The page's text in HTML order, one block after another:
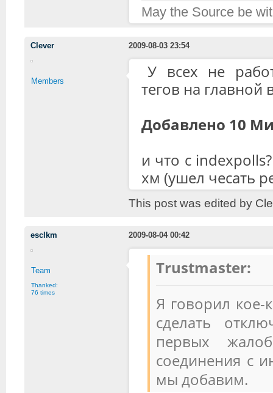
May the Source be
Clever 2009-08-03 23:54
Members
У всех не
тегов на главной
Добавлено 10
и что с
хм (ушел чесать
This post was edited by
esclkm 2009-08-04 00:42
Team
Thanked:
76 times
Trustmaster:
Я говорил кое-
сделать
первых
соединения с
мы добавим.